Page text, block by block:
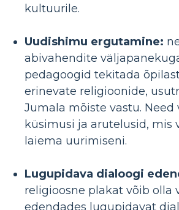
kultuurile.
Uudishimu ergutamine:
abivahendite
pedagoogid tekitada
erinevate religioonide,
Jumala mõiste vastu.
küsimusi ja arutelusid, mis
laiema uurimiseni.
Lugupidava dialoogi
religioosne plakat võib olla
edendades lugupidavat